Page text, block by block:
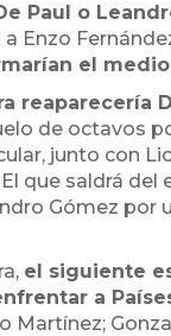
Paul o
Enzo
el
reaparecería
de octavos
junto con
que saldrá del
Gómez por
el siguiente
a
Martínez;